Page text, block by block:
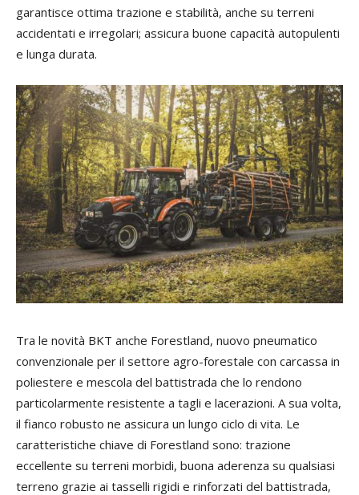
garantisce ottima trazione e stabilità, anche su terreni
accidentati e irregolari; assicura buone capacità autopulenti
e lunga durata.
Tra le novità BKT anche Forestland, nuovo pneumatico
convenzionale per il settore agro-forestale con carcassa in
poliestere e mescola del battistrada che lo rendono
particolarmente resistente a tagli e lacerazioni. A sua volta,
il fianco robusto ne assicura un lungo ciclo di vita. Le
caratteristiche chiave di Forestland sono: trazione
eccellente su terreni morbidi, buona aderenza su qualsiasi
terreno grazie ai tasselli rigidi e rinforzati del battistrada,